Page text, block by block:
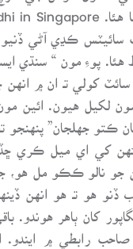
ڪڍي آڻي ڏنيو
هئا. پوءِ مون “ سنڌي
کولي تـ ان ۾ انهن
لکيل هيون. ائين
ڪتو جهلجان” پنهنجو
کي اي ميل ڪري
جو نالو ڪڪو مل هو،
ڏنو هو تـ هو انهن
کان ٻاهر هوندو.
صاحب رابطي ۾ ايندو.